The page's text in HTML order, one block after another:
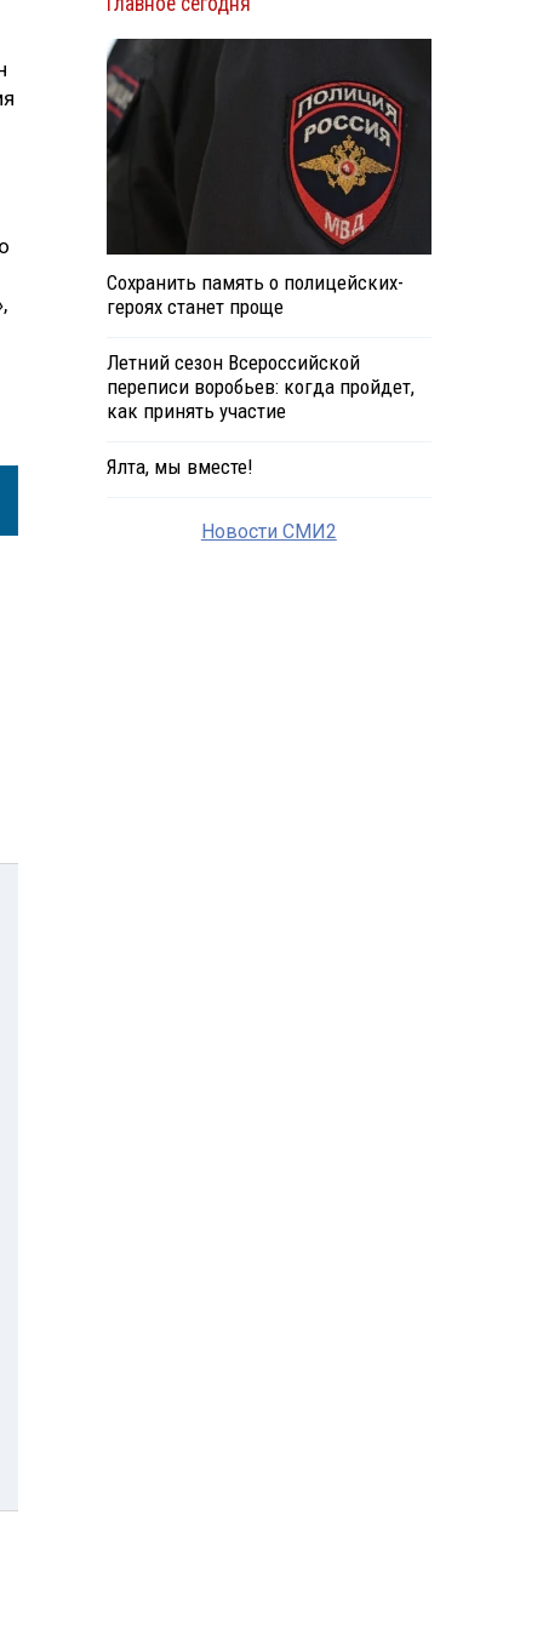
Сохранить память о полицейских-
героях станет проще
Летний сезон Всероссийской
переписи воробьев: когда пройдет,
как принять участие
Ялта, мы вместе!
Новости СМИ2